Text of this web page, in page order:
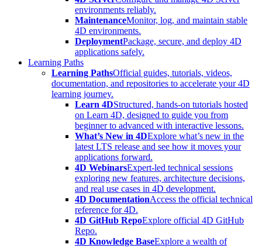
environments reliably.
MaintenanceMonitor, log, and maintain stable
4D environments.
DeploymentPackage, secure, and deploy 4D
applications safely.
Learning Paths
Learning PathsOfficial guides, tutorials, videos,
documentation, and repositories to accelerate your 4D
learning journey.
Learn 4DStructured, hands-on tutorials hosted
on Learn 4D, designed to guide you from
beginner to advanced with interactive lessons.
What’s New in 4DExplore what’s new in the
latest LTS release and see how it moves your
applications forward.
4D WebinarsExpert-led technical sessions
exploring new features, architecture decisions,
and real use cases in 4D development.
4D DocumentationAccess the official technical
reference for 4D.
4D GitHub RepoExplore official 4D GitHub
Repo.
4D Knowledge BaseExplore a wealth of